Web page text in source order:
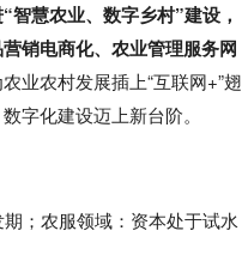
慧农业、数字乡村”建设，
销电商化、农业管理服务网
业农村发展插上“互联网+”翅
字化建设迈上新台阶。